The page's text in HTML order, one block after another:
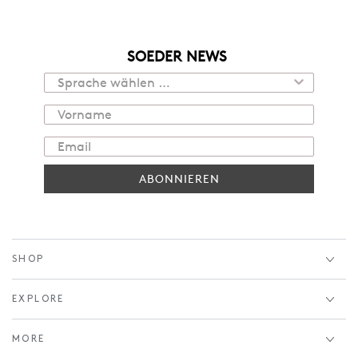
SOEDER NEWS
ABONNIEREN
SHOP
EXPLORE
MORE